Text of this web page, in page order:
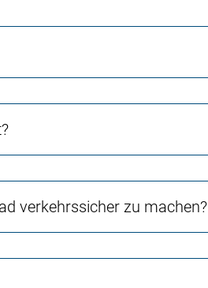
verkehrssicher zu machen?